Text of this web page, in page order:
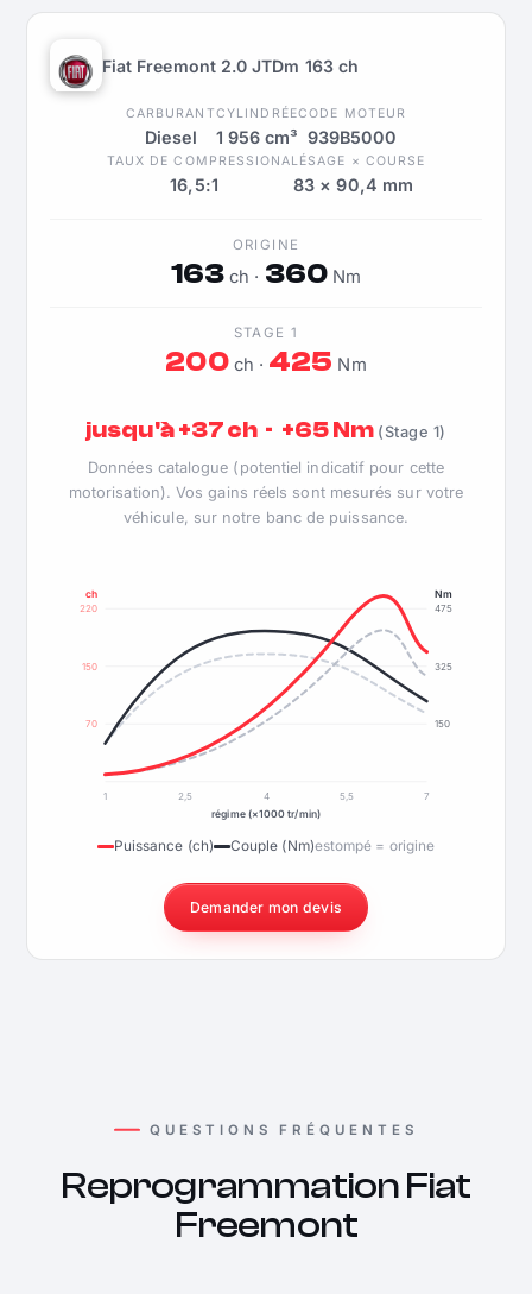
Fiat Freemont 2.0 JTDm 163 ch
CARBURANT
Diesel
CYLINDRÉE
1 956 cm³
CODE MOTEUR
939B5000
TAUX DE COMPRESSION
16,5:1
ALÉSAGE × COURSE
83 × 90,4 mm
ORIGINE
163 ch · 360Nm
STAGE 1
200ch · 425 Nm
jusqu'à +37 ch · +65 Nm (Stage 1)
Données catalogue (potentiel indicatif pour cette
motorisation). Vos gains réels sont mesurés sur votre
véhicule, sur notre banc de puissance.
70
150
220
150
325
475
ch Nm
1 2,5 4 5,5
7
régime (×1000 tr/min)
Puissance (ch) Couple (Nm)estompé = origine
Demander mon devis
QUESTIONS FRÉQUENTES
Reprogrammation Fiat
Freemont